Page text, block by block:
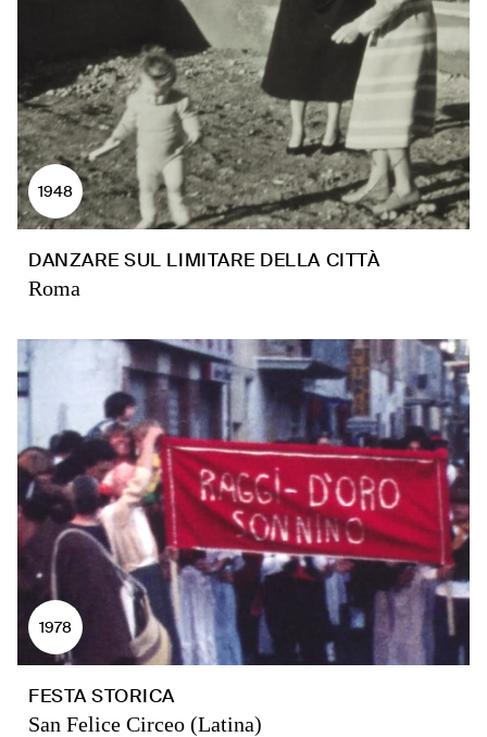
1948
DANZARE SUL LIMITARE DELLA CITTÀ
Roma
1978
FESTA STORICA
San Felice Circeo (Latina)